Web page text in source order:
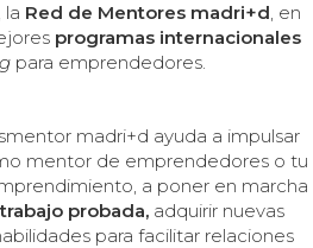
la Red de Mentores madri+d, en
programas internacionales
para emprendedores.
madri+d ayuda a impulsar
mentor de emprendedores o tu
a poner en marcha
probada, adquirir nuevas
para facilitar relaciones